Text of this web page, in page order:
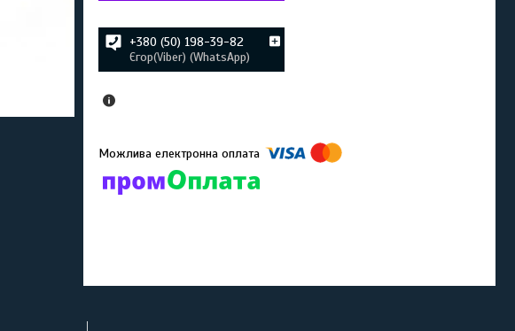
+380 (50) 198-39-82
Єгор(Viber) (WhatsApp)